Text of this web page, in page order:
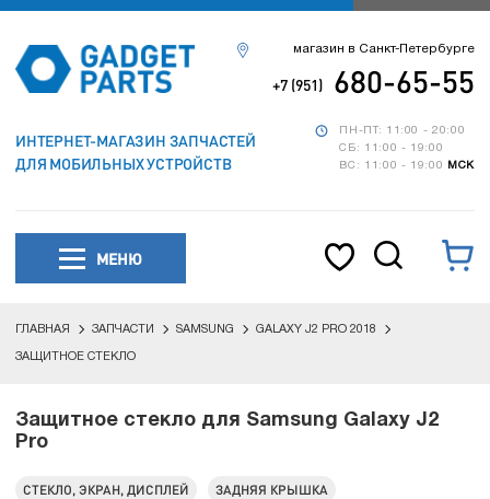
ИНТЕРНЕТ-МАГАЗИН ЗАПЧАСТЕЙ
ДЛЯ МОБИЛЬНЫХ УСТРОЙСТВ
ПН-ПТ: 11:00 - 20:00
СБ: 11:00 - 19:00
ВС: 11:00 - 19:00
МСК
магазин в Санкт-Петербурге
+7 (951) 680-65-55
МЕНЮ
ГЛАВНАЯ ЗАПЧАСТИ SAMSUNG GALAXY J2 PRO 2018
ЗАЩИТНОЕ СТЕКЛО
Защитное стекло для Samsung Galaxy J2
Pro
СТЕКЛО, ЭКРАН, ДИСПЛЕЙ ЗАДНЯЯ КРЫШКА